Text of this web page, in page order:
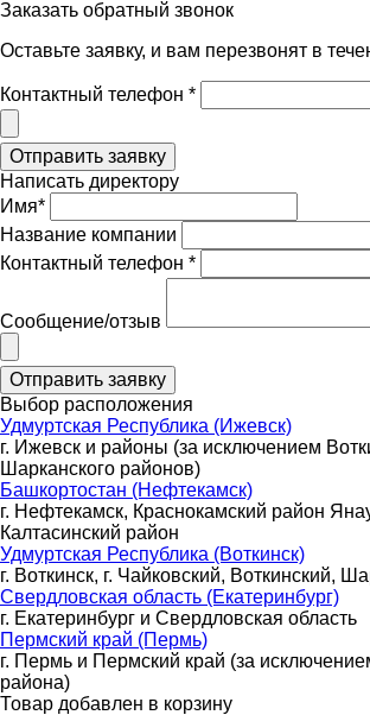
Заказать обратный звонок
Оставьте заявку, и вам перезвонят в
Контактный телефон *
Написать директору
Имя*
Название компании
Контактный телефон *
Сообщение/отзыв
Выбор расположения
Удмуртская Республика (Ижевск)
г. Ижевск и районы (за исключением
Шарканского районов)
Башкортостан (Нефтекамск)
г. Нефтекамск, Краснокамский район
Калтасинский район
Удмуртская Республика (Воткинск)
г. Воткинск, г. Чайковский, Воткинский,
Свердловская область (Екатеринбург)
г. Екатеринбург и Свердловская область
Пермский край (Пермь)
г. Пермь и Пермский край (за
района)
Товар добавлен в корзину